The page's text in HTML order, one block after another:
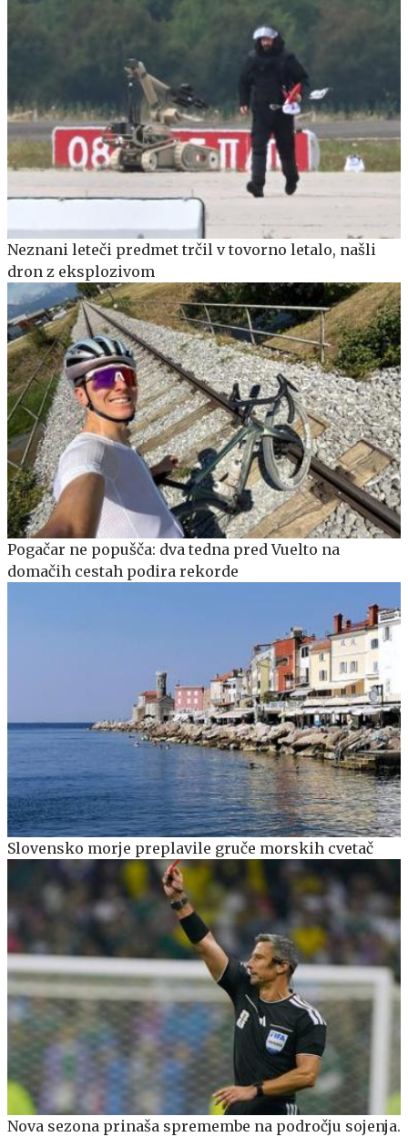
Neznani leteči predmet trčil v tovorno letalo, našli
dron z eksplozivom
Pogačar ne popušča: dva tedna pred Vuelto na
domačih cestah podira rekorde
Slovensko morje preplavile gruče morskih cvetač
Nova sezona prinaša spremembe na področju sojenja.